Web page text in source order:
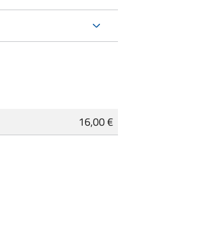
16,00 €